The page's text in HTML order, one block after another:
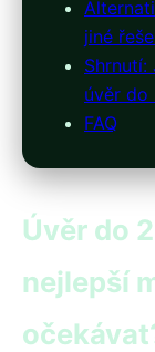
jiné
úvěr do
FAQ
Úvěr do
nejlepší